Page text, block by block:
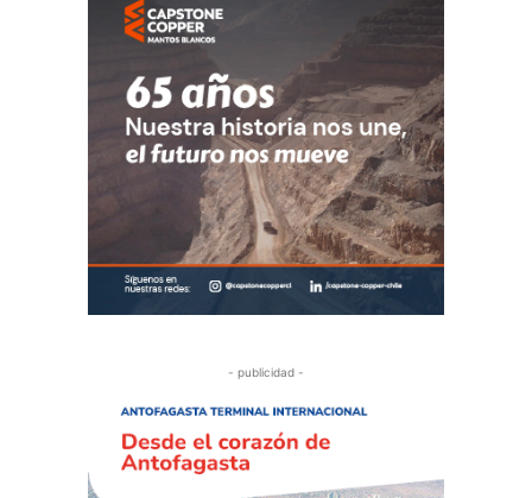
- publicidad -